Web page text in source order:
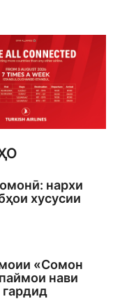
нархи
хусусии
«Сомон
нави